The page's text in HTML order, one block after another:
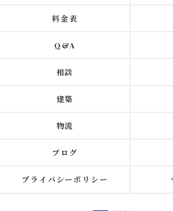
料金表
Q&A
相談
建築
物流
ブログ
プライバシーポリシー